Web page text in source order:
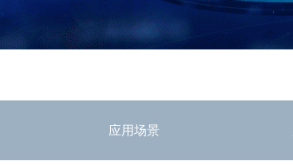
应用场景